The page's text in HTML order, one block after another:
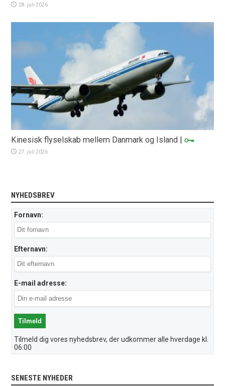
28. juli 2026
Kinesisk flyselskab mellem Danmark og Island |
27. juli 2026
NYHEDSBREV
Fornavn:
Efternavn:
E-mail adresse:
Tilmeld dig vores nyhedsbrev, der udkommer alle hverdage kl.
06:00
SENESTE NYHEDER